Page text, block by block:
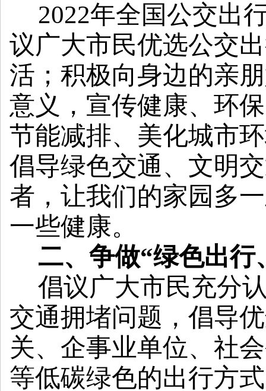
2022年全国公交出
议广大市民优选公交
活；积极向身边的亲
意义，宣传健康、环
节能减排、美化城市
倡导绿色交通、文明
者，让我们的家园多
一些健康。
二、争做“绿色出行
倡议广大市民充分
交通拥堵问题， 倡导
关、企事业单位、社
等低碳绿色的出行方